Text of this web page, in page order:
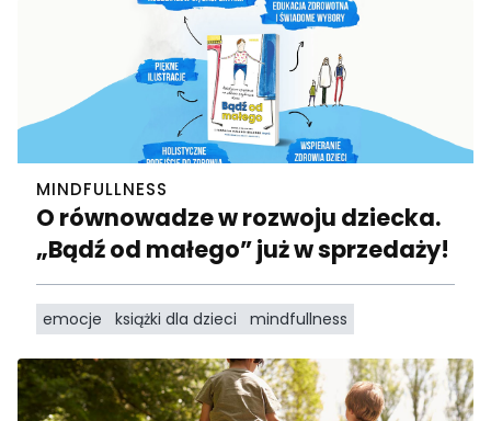
MINDFULLNESS
O równowadze w rozwoju dziecka.
„Bądź od małego” już w sprzedaży!
emocje książki dla dzieci mindfullness